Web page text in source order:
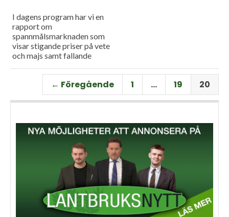
I dagens program har vi en
rapport om
spannmålsmarknaden som
visar stigande priser på vete
och majs samt fallande
premiär för vårt
måndagsprogram med en
längre intervju med Erik
Stjerndahl vd för HIR Skåne,
fältdagar.
← Föregående 1 … 19 20